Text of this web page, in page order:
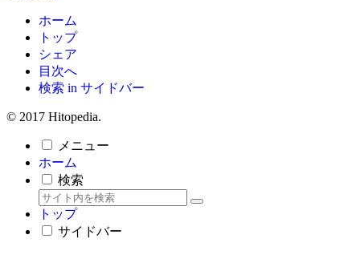
ホーム
トップ
シェア
目次へ
検索 in サイドバー
© 2017 Hitopedia.
メニュー
ホーム
検索
トップ
サイドバー